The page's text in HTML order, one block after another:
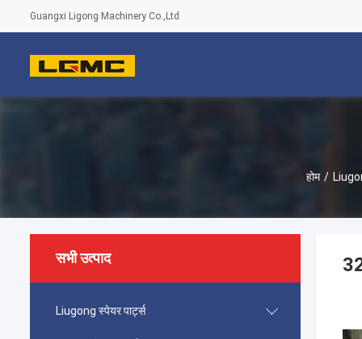
Guangxi Ligong Machinery Co.,Ltd
होम /
सभी उत्पाद
Liugong स्पेयर पार्ट्स